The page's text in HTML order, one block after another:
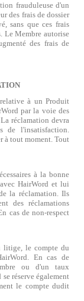
frauduleuse d'un
des frais de dossier
sans que ces frais
Le Membre autorise
des frais de
à un Produit
par la voie des
réclamation devra
de l'insatisfaction.
à tout moment. Tout
à la bonne
HairWord et lui
la réclamation. Ils
des réclamations
cas de non-respect
litige, le compte du
En cas de
ou d'un taux
réserve également
le compte dudit